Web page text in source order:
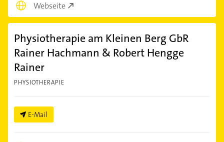
Webseite
Physiotherapie am Kleinen Berg GbR
Rainer Hachmann & Robert Hengge
Rainer
PHYSIOTHERAPIE
E-Mail